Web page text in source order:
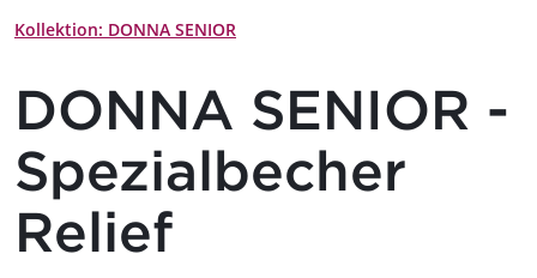
Kollektion: DONNA SENIOR
DONNA SENIOR -
Spezialbecher
Relief